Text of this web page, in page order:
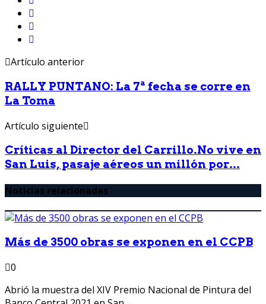
Artículo anterior
RALLY PUNTANO: La 7ª fecha se corre en
La Toma
Artículo siguiente
Críticas al Director del Carrillo.No vive en
San Luis, pasaje aéreos un millón por...
Noticias relacionadas
Más de 3500 obras se exponen en el CCPB
0
Abrió la muestra del XIV Premio Nacional de Pintura del